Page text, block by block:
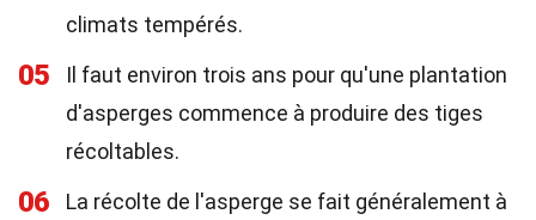
climats tempérés.
05
Il faut environ trois ans pour qu'une plantation
d'asperges commence à produire des tiges
récoltables.
06
La récolte de l'asperge se fait généralement à